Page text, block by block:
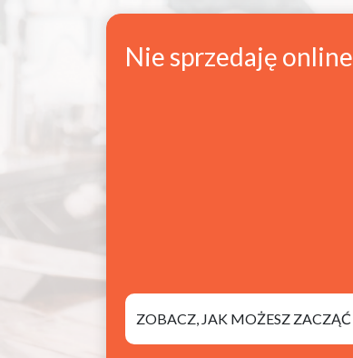
Nie sprzedaję online
ZOBACZ, JAK MOŻESZ ZACZĄĆ